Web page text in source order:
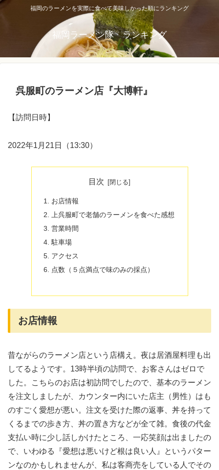
福岡のラーメンを実際に食べて美味しかった順にランキング
福岡ラーメン隊 ランキング
呉服町のラーメン店『大博軒』
【訪問日時】
2022年1月21日（13:30）
目次
お店情報
上呉服町で老舗のラーメンを食べた感想
営業時間
駐車場
アクセス
点数（５点満点で味のみの採点）
お店情報
昔ながらのラーメン店という店構え。夜は居酒屋料理も出
してるようです。13時半頃の訪問で、お客さんはゼロで
した。こちらのお店は初訪問でしたので、基本のラーメン
を注文しましたが、カウンター内にいた店主（男性）はも
のすごく愛想が悪い。注文を受けた際の返事、丼を持って
くるまでの歩き方、丼の置き方などが全て雑。食後の代金
支払い時に少し話しかけたところ、一応笑顔は出ましたの
で、いわゆる『愛想は悪いけど根は良い人』というパター
ンなのかもしれませんが、私は客商売をしている人でその